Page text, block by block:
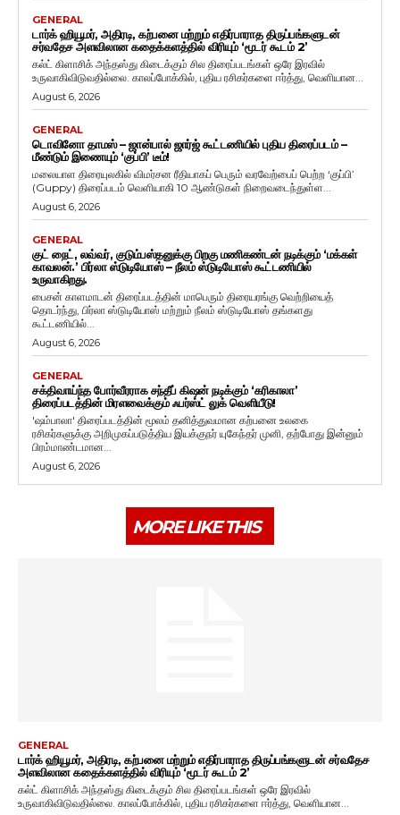
GENERAL
டார்க் ஹியூமர், அதிரடி, கற்பனை மற்றும் எதிர்பாராத திருப்பங்களுடன்
சர்வதேச அளவிலான கதைக்களத்தில் விரியும் ‘மூடர் கூடம் 2’
கல்ட் கிளாசிக் அந்தஸ்து கிடைக்கும் சில திரைப்படங்கள் ஒரே இரவில்
உருவாகிவிடுவதில்லை. காலப்போக்கில், புதிய ரசிகர்களை ஈர்த்து, வெளியான...
August 6, 2026
GENERAL
டொவினோ தாமஸ் – ஜான்பால் ஜார்ஜ் கூட்டணியில் புதிய திரைப்படம் –
மீண்டும் இணையும் ‘குப்பி’ டீம்!
மலையாள திரையுலகில் விமர்சன ரீதியாகப் பெரும் வரவேற்பைப் பெற்ற ‘குப்பி’
(Guppy) திரைப்படம் வெளியாகி 10 ஆண்டுகள் நிறைவடைந்துள்ள...
August 6, 2026
GENERAL
குட் நைட், லவ்வர், குடும்பஸ்தனுக்கு பிறகு மணிகண்டன் நடிக்கும் ‘மக்கள்
காவலன்.’ பிர்லா ஸ்டுடியோஸ் – நீலம் ஸ்டுடியோஸ் கூட்டணியில்
உருவாகிறது.
பைசன் காளமாடன் திரைப்படத்தின் மாபெரும் திரையரங்கு வெற்றியைத்
தொடர்ந்து, பிர்லா ஸ்டுடியோஸ் மற்றும் நீலம் ஸ்டுடியோஸ் தங்களது
கூட்டணியில்...
August 6, 2026
GENERAL
சக்திவாய்ந்த போர்வீரராக சந்தீப் கிஷன் நடிக்கும் ‘கரிகாலா’
திரைப்படத்தின் மிரளவைக்கும் ஃபர்ஸ்ட் லுக் வெளியீடு!
'ஷம்பாலா' திரைப்படத்தின் மூலம் தனித்துவமான கற்பனை உலகை
ரசிகர்களுக்கு அறிமுகப்படுத்திய இயக்குநர் யுகேந்தர் முனி, தற்போது இன்னும்
பிரம்மாண்டமான...
August 6, 2026
MORE LIKE THIS
GENERAL
டார்க் ஹியூமர், அதிரடி, கற்பனை மற்றும் எதிர்பாராத திருப்பங்களுடன் சர்வதேச
அளவிலான கதைக்களத்தில் விரியும் ‘மூடர் கூடம் 2’
கல்ட் கிளாசிக் அந்தஸ்து கிடைக்கும் சில திரைப்படங்கள் ஒரே இரவில்
உருவாகிவிடுவதில்லை. காலப்போக்கில், புதிய ரசிகர்களை ஈர்த்து, வெளியான...